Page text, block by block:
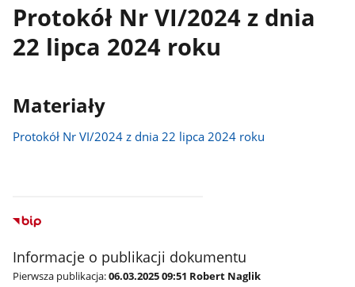
Protokół Nr VI/2024 z dnia
22 lipca 2024 roku
Materiały
Protokół Nr VI/2024 z dnia 22 lipca 2024 roku
Informacje o publikacji dokumentu
Pierwsza publikacja:06.03.2025 09:51 Robert Naglik